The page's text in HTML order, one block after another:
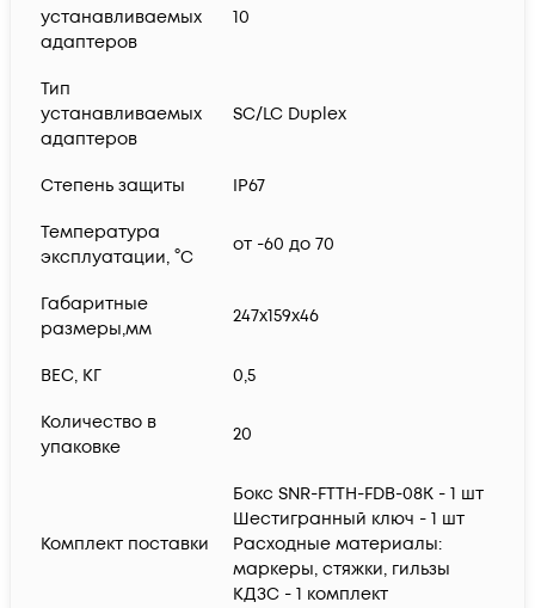
устанавливаемых
адаптеров
10
Тип
устанавливаемых
адаптеров
SC/LC Duplex
Степень защиты IP67
Температура
эксплуатации, °C
от -60 до 70
Габаритные
размеры,мм
247х159х46
ВЕС, КГ 0,5
Количество в
упаковке
20
Комплект поставки
Бокс SNR-FTTH-FDB-08K - 1 шт
Шестигранный ключ - 1 шт
Расходные материалы:
маркеры, стяжки, гильзы
КДЗС - 1 комплект